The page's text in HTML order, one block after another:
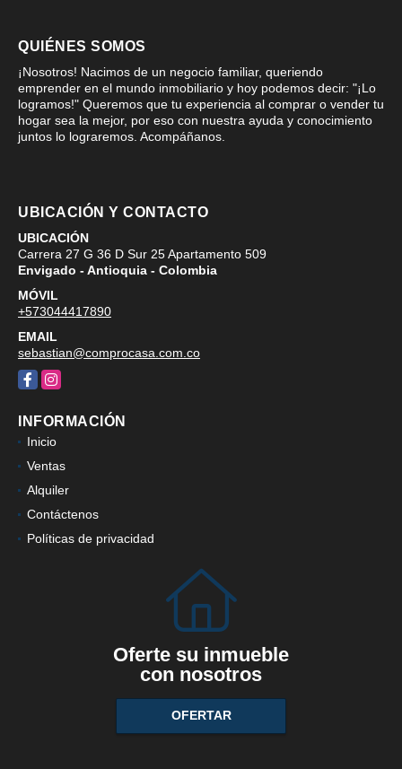
QUIÉNES SOMOS
¡Nosotros! Nacimos de un negocio familiar, queriendo
emprender en el mundo inmobiliario y hoy podemos decir: "¡Lo
logramos!" Queremos que tu experiencia al comprar o vender tu
hogar sea la mejor, por eso con nuestra ayuda y conocimiento
juntos lo lograremos. Acompáñanos.
UBICACIÓN Y CONTACTO
UBICACIÓN
Carrera 27 G 36 D Sur 25 Apartamento 509
Envigado - Antioquia - Colombia
MÓVIL
+573044417890
EMAIL
sebastian@comprocasa.com.co
FacebookInstagram
INFORMACIÓN
Inicio
Ventas
Alquiler
Contáctenos
Políticas de privacidad
Oferte su inmueble
con nosotros
OFERTAR